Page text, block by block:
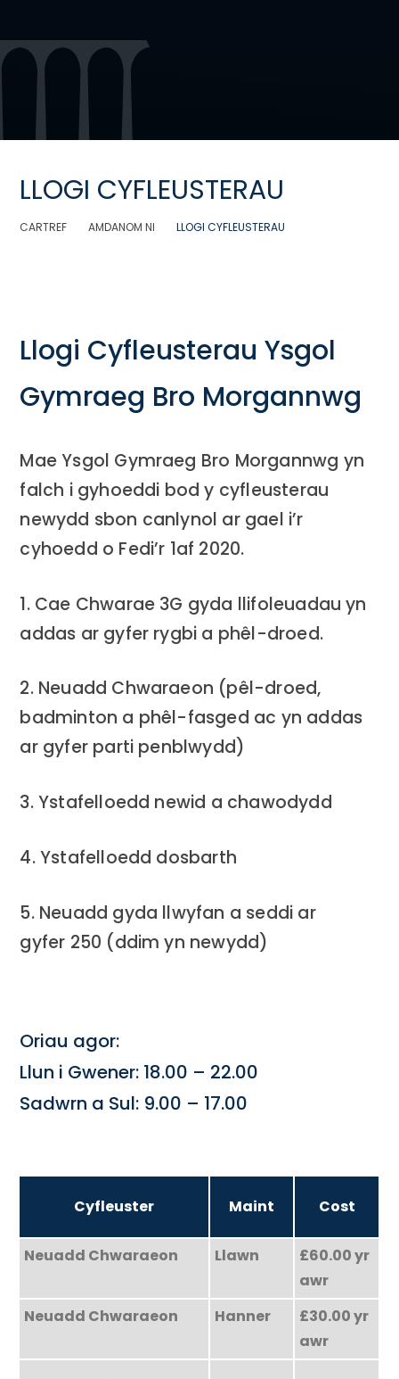
LLOGI CYFLEUSTERAU
CARTREF AMDANOM NI LLOGI CYFLEUSTERAU
Llogi Cyfleusterau Ysgol
Gymraeg Bro Morgannwg
Mae Ysgol Gymraeg Bro Morgannwg yn
falch i gyhoeddi bod y cyfleusterau
newydd sbon canlynol ar gael i’r
cyhoedd o Fedi’r 1af 2020.
1. Cae Chwarae 3G gyda llifoleuadau yn
addas ar gyfer rygbi a phêl-droed.
2. Neuadd Chwaraeon (pêl-droed,
badminton a phêl-fasged ac yn addas
ar gyfer parti penblwydd)
3. Ystafelloedd newid a chawodydd
4. Ystafelloedd dosbarth
5. Neuadd gyda llwyfan a seddi ar
gyfer 250 (ddim yn newydd)
Oriau agor:
Llun i Gwener: 18.00 – 22.00
Sadwrn a Sul: 9.00 – 17.00
Cyfleuster Maint Cost
Neuadd Chwaraeon Llawn
£60.00 yr
awr
Neuadd Chwaraeon
Hanner
£30.00 yr
awr